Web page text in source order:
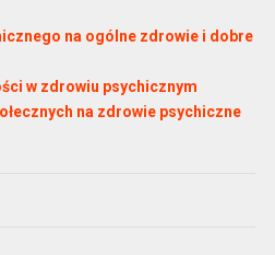
na ogólne zdrowie i dobre
w zdrowiu psychicznym
na zdrowie psychiczne